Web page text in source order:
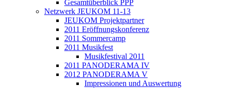
Gesamtüberblick PPP
Netzwerk JEUKOM 11-13
JEUKOM Projektpartner
2011 Eröffnungskonferenz
2011 Sommercamp
2011 Musikfest
Musikfestival 2011
2011 PANODERAMA IV
2012 PANODERAMA V
Impressionen und Auswertung